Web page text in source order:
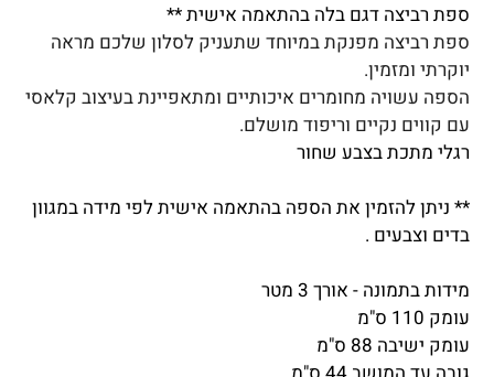
ספת רביצה דגם בלה בהתאמה אישית **
ספת רביצה מפנקת במיוחד שתעניק לסלון שלכם מראה
יוקרתי ומזמין.
הספה עשויה מחומרים איכותיים ומתאפיינת בעיצוב קלאסי
עם קווים נקיים וריפוד מושלם.
רגלי מתכת בצבע שחור
** ניתן להזמין את הספה בהתאמה אישית לפי מידה במגוון
בדים וצבעים .
מידות בתמונה - אורך 3 מטר
עומק 110 ס"מ
עומק ישיבה 88 ס"מ